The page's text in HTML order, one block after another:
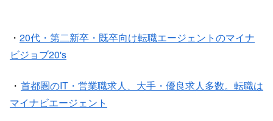
・ 20代・第二新卒・既卒向け転職エージェントのマイナ
ビジョブ20's
・ 首都圏のIT・営業職求人、大手・優良求人多数。転職は
マイナビエージェント